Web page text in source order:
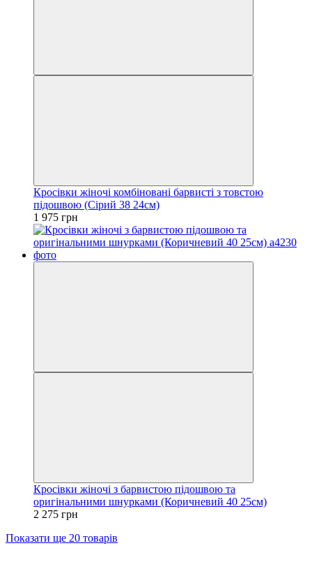
Кросівки жіночі комбіновані барвисті з товстою
підошвою (Сірий 38 24см)
1 975 грн
Кросівки жіночі з барвистою підошвою та
оригінальними шнурками (Коричневий 40 25см)
2 275 грн
Показати ще 20 товарів